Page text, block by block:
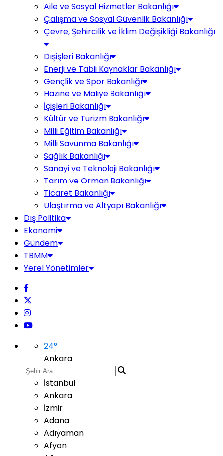
Aile ve Sosyal Hizmetler Bakanlığı
Çalışma ve Sosyal Güvenlik Bakanlığı
Çevre, Şehircilik ve İklim Değişikliği Bakanlığı
Dışişleri Bakanlığı
Enerji ve Tabii Kaynaklar Bakanlığı
Gençlik ve Spor Bakanlığı
Hazine ve Maliye Bakanlığı
İçişleri Bakanlığı
Kültür ve Turizm Bakanlığı
Milli Eğitim Bakanlığı
Milli Savunma Bakanlığı
Sağlık Bakanlığı
Sanayi ve Teknoloji Bakanlığı
Tarım ve Orman Bakanlığı
Ticaret Bakanlığı
Ulaştırma ve Altyapı Bakanlığı
Dış Politika
Ekonomi
Gündem
TBMM
Yerel Yönetimler
24°
Ankara
İstanbul
Ankara
İzmir
Adana
Adıyaman
Afyon